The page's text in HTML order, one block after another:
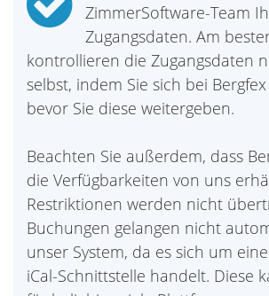
ZimmerSoftware-Team
Zugangsdaten. Am
kontrollieren die Zugangsdaten
selbst, indem Sie sich bei
bevor Sie diese weitergeben.
Beachten Sie außerdem, dass
die Verfügbarkeiten von uns
Restriktionen werden nicht
Buchungen gelangen nicht
unser System, da es sich um
iCal-Schnittstelle handelt. Diese